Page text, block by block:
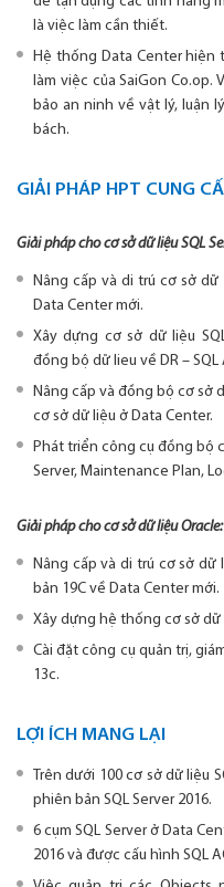
là việc làm cần thiết.
Hệ thống Data Center hiện
làm việc của SaiGon Co.op.
bảo an ninh về vật lý, luận
bách.
GIẢI PHÁP HPT CUNG
Giải pháp cho cơ sở dữ liệu SQL
Nâng cấp và di trú cơ sở dữ
Data Center mới.
Xây dựng cơ sở dữ liệu
đồng bộ dữ lieu về DR – SQL
Nâng cấp và đồng bộ cơ sở
cơ sở dữ liệu ở Data Center.
Phát triển công cụ đồng bộ
Server, Maintenance Plan,
Giải pháp cho cơ sở dữ liệu Oracle:
Nâng cấp và di trú cơ sở
bản 19C về Data Center mới.
Xây dựng hệ thống cơ sở
Cài đặt công cụ quản trị,
13c.
LỢI ÍCH MANG LẠI
Trên dưới 100 cơ sở dữ liệu
phiên bản SQL Server 2016.
6 cụm SQL Server ở Data
2016 và được cấu hình SQL